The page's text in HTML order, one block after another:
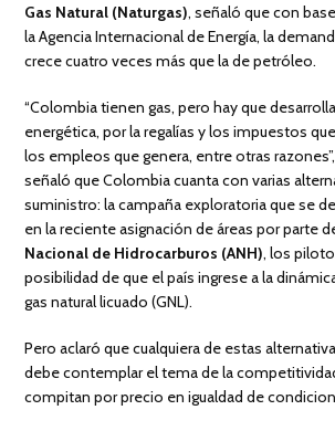
Gas Natural (Naturgas), señaló que con
la Agencia Internacional de Energía, la
crece cuatro veces más que la de petróleo.
“Colombia tienen gas, pero hay que
energética, por la regalías y los impuestos
los empleos que genera, entre otras
señaló que Colombia cuanta con varias
suministro: la campaña exploratoria que se
en la reciente asignación de áreas por parte
Nacional de Hidrocarburos (ANH), los
posibilidad de que el país ingrese a la
gas natural licuado (GNL).
Pero aclaró que cualquiera de estas
debe contemplar el tema de la
compitan por precio en igualdad de